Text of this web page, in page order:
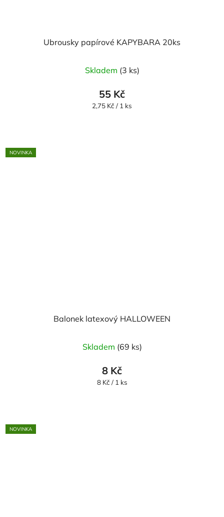
Ubrousky papírové KAPYBARA 20ks
Skladem (3 ks)
55 Kč
Měrná
2,75 Kč / 1 ks
NOVINKA
Balonek latexový HALLOWEEN
Skladem (69 ks)
8 Kč
Měrná
8 Kč / 1 ks
NOVINKA